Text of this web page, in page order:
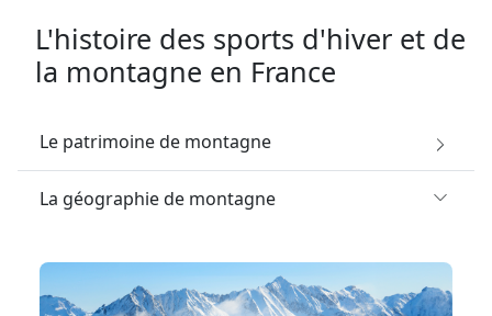
L'histoire des sports d'hiver et de
la montagne en France
Le patrimoine de montagne
La géographie de montagne